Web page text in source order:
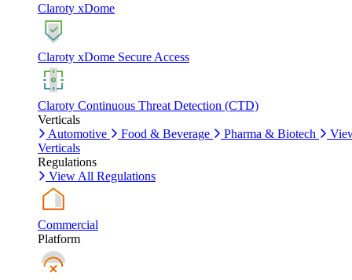
Claroty xDome
Claroty xDome Secure Access
Claroty Continuous Threat Detection (CTD)
Verticals
Automotive
Food & Beverage Pharma & Biotech
Verticals
Regulations
View All Regulations
Commercial
Platform